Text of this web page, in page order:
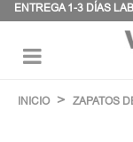
ENTREGA 1-3 DÍAS
de
palanca
INICIO ZAPATOS
Panel de gestión de